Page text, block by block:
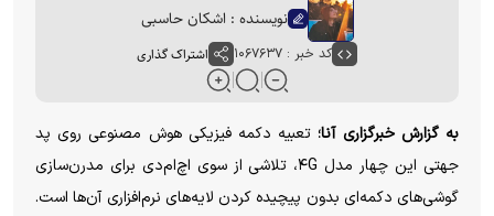
نویسنده : اشکان حاسبی
کد خبر : ۱۰۶۷۶۳۷ اشتراک گذاری
به گزارش خبرگزاری آنا؛ تعبیه دکمه فیزیکی هوش مصنوعی روی پد
جهتی این چهار مدل ۴G، تلاشی از سوی اچ‌ام‌دی برای مدرن‌سازی
گوشی‌های دکمه‌ای بدون پیچیده کردن لایه‌های نرم‌افزاری آن‌ها است.